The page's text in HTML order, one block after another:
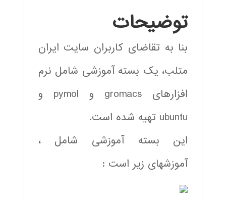
توضیحات
بنا به تقاضای کاربران سایت ایران
متلب، یک بسته آموزشی شامل نرم
افزارهای gromacs و pymol و
ubuntu تهیه شده است.
این بسته آموزشی شامل ،
آموزشهای زیر است :